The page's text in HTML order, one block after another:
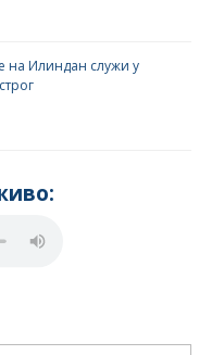
на Илиндан служи у